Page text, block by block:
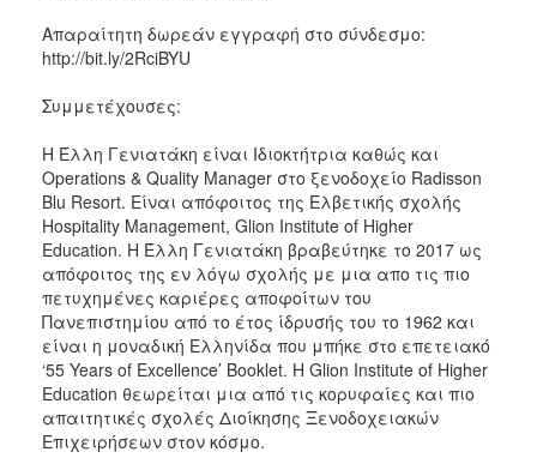
Απαραίτητη δωρεάν εγγραφή στο σύνδεσμο:
http://bit.ly/2RciBYU
Συμμετέχουσες:
Η Έλλη Γενιατάκη είναι Ιδιοκτήτρια καθώς και
Operations & Quality Manager στο ξενοδοχείο Radisson
Blu Resort. Είναι απόφοιτος της Ελβετικής σχολής
Hospitality Management, Glion Institute of Higher
Education. Η Έλλη Γενιατάκη βραβεύτηκε το 2017 ως
απόφοιτος της εν λόγω σχολής με μια απο τις πιο
πετυχημένες καριέρες αποφοίτων του
Πανεπιστημίου από το έτος ίδρυσής του το 1962 και
είναι η μοναδική Ελληνίδα που μπήκε στο επετειακό
‘55 Years of Excellence’ Booklet. Η Glion Institute of Higher
Education θεωρείται μια από τις κορυφαίες και πιο
απαιτητικές σχολές Διοίκησης Ξενοδοχειακών
Επιχειρήσεων στον κόσμο.